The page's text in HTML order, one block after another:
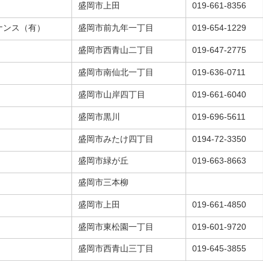
盛岡市上田 019-661-8356
ス（有） 盛岡市前九年一丁目 019-654-1229
盛岡市西青山二丁目 019-647-2775
盛岡市南仙北一丁目 019-636-0711
盛岡市山岸四丁目 019-661-6040
盛岡市黒川 019-696-5611
盛岡市みたけ四丁目 0194-72-3350
盛岡市緑が丘 019-663-8663
盛岡市三本柳
盛岡市上田 019-661-4850
盛岡市東松園一丁目 019-601-9720
盛岡市西青山三丁目 019-645-3855